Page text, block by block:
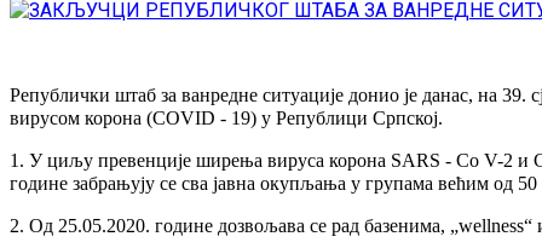
Републички штаб за ванредне ситуације донио je данас, на 39.
вирусом корона (COVID - 19) у Републици Српској.
1. У циљу превенције ширења вируса корона SARS - Co V-2 и
године забрањују се сва јавна окупљања у групама већим од 50
2. Од 25.05.2020. године дозвољава се рад базенима,